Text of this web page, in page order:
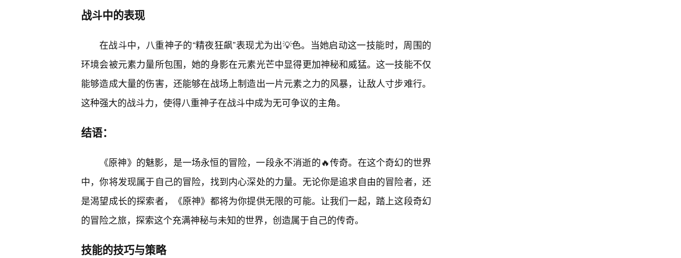
战斗中的表现
在战斗中，八重神子的“精夜狂飙”表现尤为出💡色。当她启动这一技能时，周围的
环境会被元素力量所包围，她的身影在元素光芒中显得更加神秘和威猛。这一技能不仅
能够造成大量的伤害，还能够在战场上制造出一片元素之力的风暴，让敌人寸步难行。
这种强大的战斗力，使得八重神子在战斗中成为无可争议的主角。
结语：
《原神》的魅影，是一场永恒的冒险，一段永不消逝的🔥传奇。在这个奇幻的世界
中，你将发现属于自己的冒险，找到内心深处的力量。无论你是追求自由的冒险者，还
是渴望成长的探索者，《原神》都将为你提供无限的可能。让我们一起，踏上这段奇幻
的冒险之旅，探索这个充满神秘与未知的世界，创造属于自己的传奇。
技能的技巧与策略